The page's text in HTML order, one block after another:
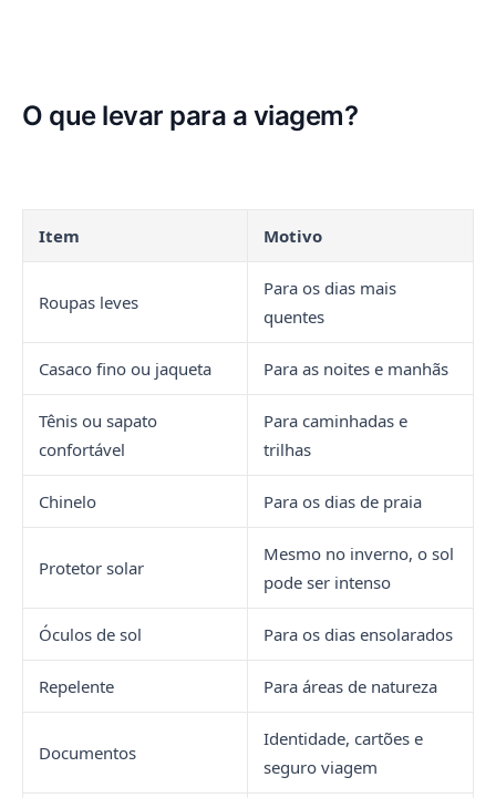
O que levar para a viagem?
Item Motivo
Roupas leves
Para os dias mais
quentes
Casaco fino ou jaqueta Para as noites e manhãs
Tênis ou sapato
confortável
Para caminhadas e
trilhas
Chinelo Para os dias de praia
Protetor solar
Mesmo no inverno, o sol
pode ser intenso
Óculos de sol Para os dias ensolarados
Repelente Para áreas de natureza
Documentos
Identidade, cartões e
seguro viagem